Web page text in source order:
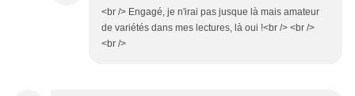
<br /> Engagé, je n'irai pas jusque là mais amateur
de variétés dans mes lectures, là oui !<br /> <br />
<br />